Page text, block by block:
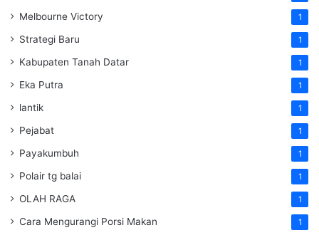
Melbourne Victory 1
Strategi Baru 1
Kabupaten Tanah Datar 1
Eka Putra 1
lantik 1
Pejabat 1
Payakumbuh 1
Polair tg balai 1
OLAH RAGA 1
Cara Mengurangi Porsi Makan 1